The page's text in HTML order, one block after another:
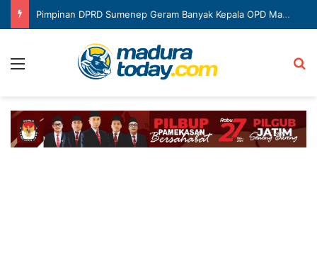
Pimpinan DPRD Sumenep Geram Banyak Kepala OPD Mangkir Rapat